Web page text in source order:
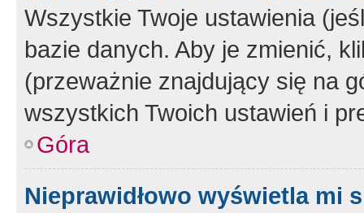
Wszystkie Twoje ustawienia
bazie danych. Aby je zmienić,
(przeważnie znajdujący się na
wszystkich Twoich ustawień i
Góra
Nieprawidłowo wyświetla mi